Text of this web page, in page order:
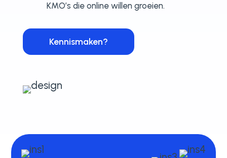
KMO’s die online willen groeien.
Kennismaken?